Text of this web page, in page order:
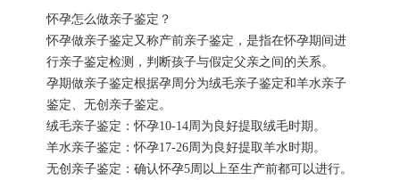
怀孕怎么做亲子鉴定？
怀孕做亲子鉴定又称产前亲子鉴定，是指在怀孕期间进
行亲子鉴定检测，判断孩子与假定父亲之间的关系。
孕期做亲子鉴定根据孕周分为绒毛亲子鉴定和羊水亲子
鉴定、无创亲子鉴定。
绒毛亲子鉴定：怀孕10-14周为良好提取绒毛时期。
羊水亲子鉴定：怀孕17-26周为良好提取羊水时期。
无创亲子鉴定：确认怀孕5周以上至生产前都可以进行。